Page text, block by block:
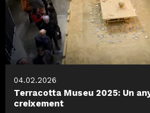
04.02.2026
Terracotta Museu 2025: Un
creixement